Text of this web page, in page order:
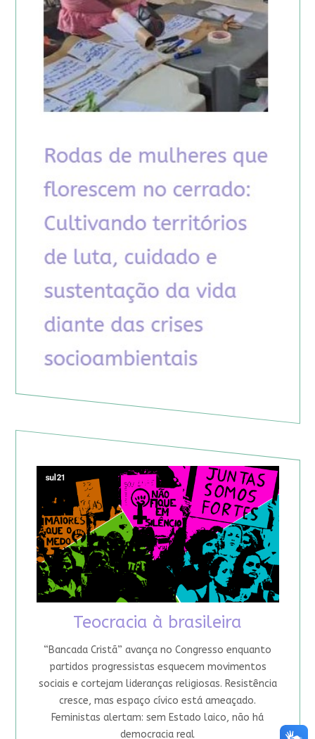
Teocracia à brasileira
“Bancada Cristã” avança no Congresso enquanto
partidos progressistas esquecem movimentos
sociais e cortejam lideranças religiosas. Resistência
cresce, mas espaço cívico está ameaçado.
Feministas alertam: sem Estado laico, não há
democracia real